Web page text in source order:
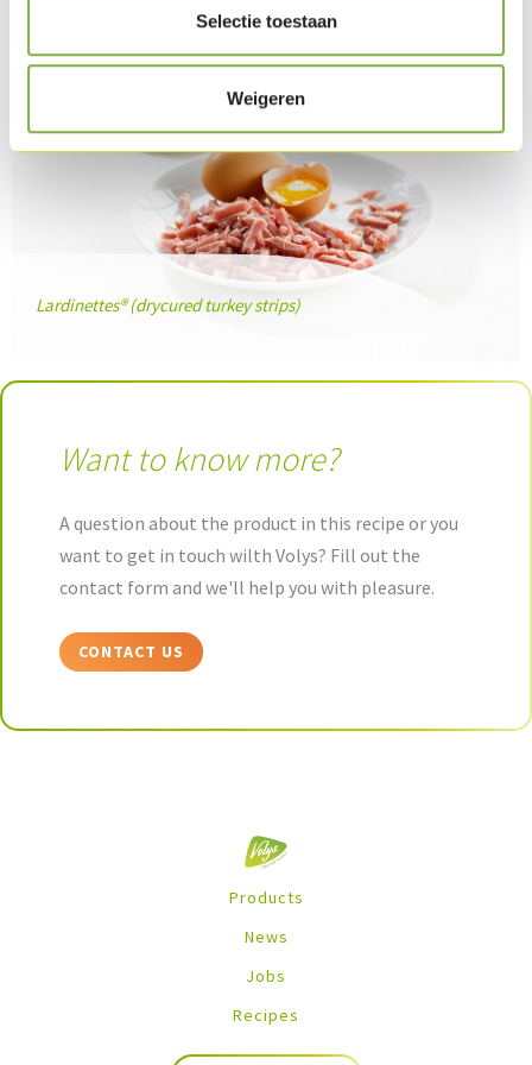
Selectie toestaan
Weigeren
Lardinettes® (drycured turkey strips)
Want to know more?
A question about the product in this recipe or you
want to get in touch wilth Volys? Fill out the
contact form and we'll help you with pleasure.
CONTACT US
Products
News
Jobs
Recipes